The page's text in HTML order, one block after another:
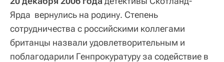
Ярда вернулись на родину. Степень
сотрудничества с российскими коллегами
британцы назвали удовлетворительным и
поблагодарили Генпрокуратуру за содействие в